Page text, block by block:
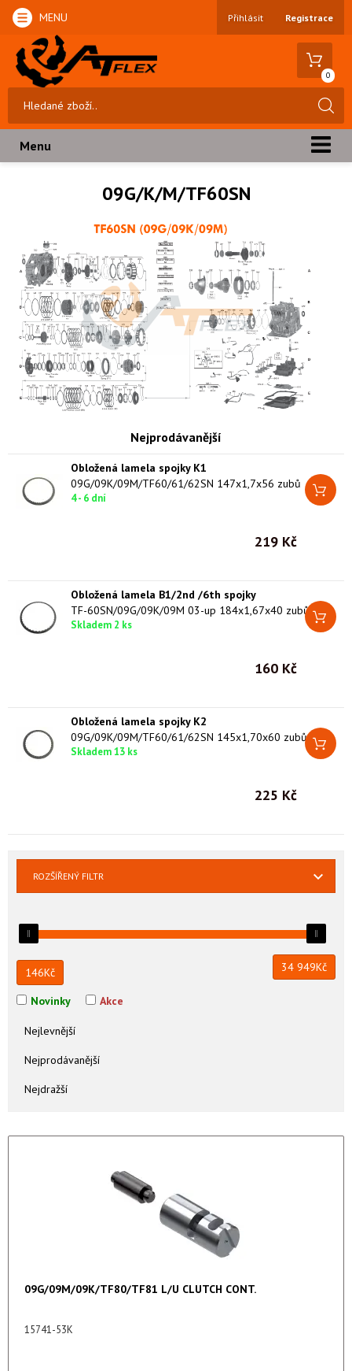
MENU Přihlásit Registrace
0
Menu
09G/K/M/TF60SN
Nejprodávanější
Obložená lamela spojky K1
09G/09K/09M/TF60/61/62SN 147x1,7x56 zubů
4 - 6 dní
219 Kč
Obložená lamela B1/2nd /6th spojky
TF-60SN/09G/09K/09M 03-up 184x1,67x40 zubů
Skladem 2 ks
160 Kč
Obložená lamela spojky K2
09G/09K/09M/TF60/61/62SN 145x1,70x60 zubů
Skladem 13 ks
225 Kč
ROZŠÍŘENÝ FILTR
146Kč 34 949Kč
Novinky Akce
Nejlevnější
Nejprodávanější
Nejdražší
09G/09M/09K/TF80/TF81 L/U CLUTCH CONT.
15741-53K